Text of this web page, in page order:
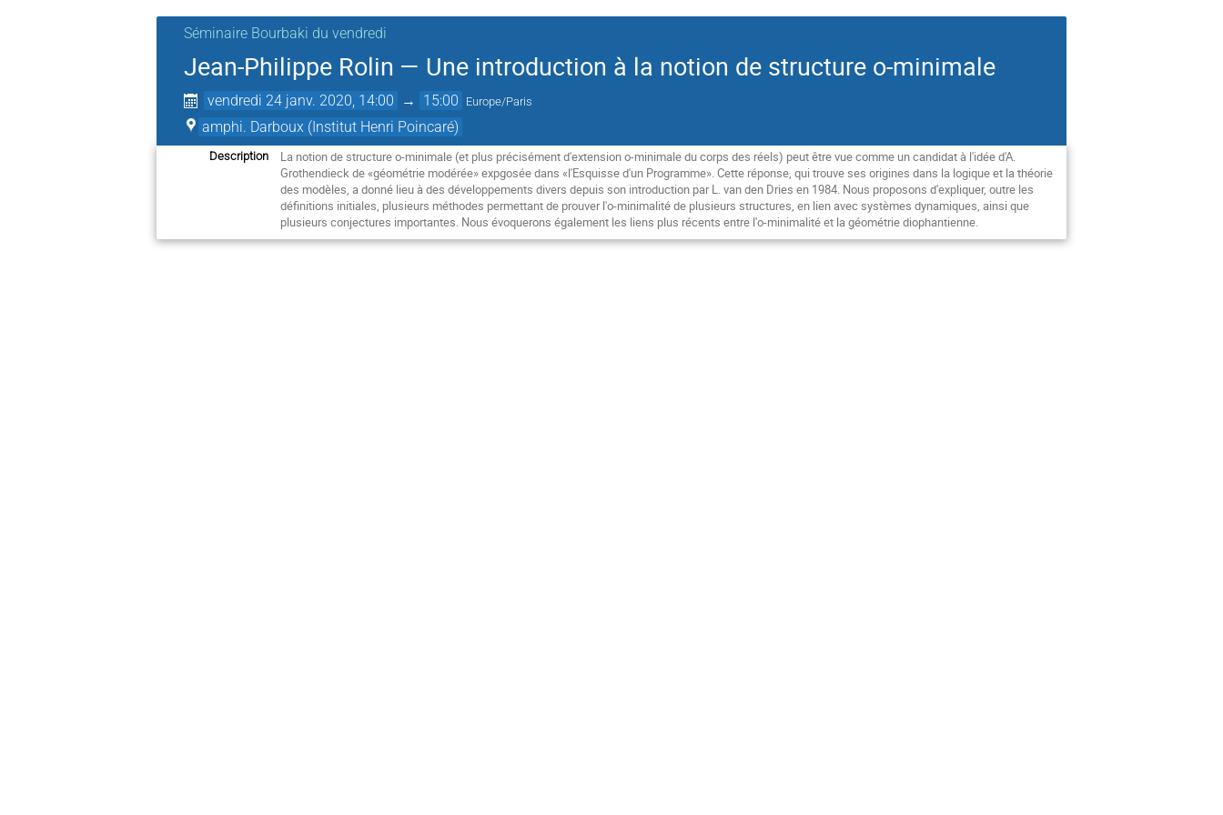
Séminaire Bourbaki du vendredi
Jean-Philippe Rolin — Une introduction à la notion de structure o-minimale
vendredi 24 janv. 2020, 14:00 → 15:00 Europe/Paris
amphi. Darboux (Institut Henri Poincaré)
Description
La notion de structure o-minimale (et plus précisément d'extension o-minimale du corps des réels) peut être vue comme un candidat à l'idée d'A.
Grothendieck de «géométrie modérée» expgosée dans «l'Esquisse d'un Programme». Cette réponse, qui trouve ses origines dans la logique et la théorie
des modèles, a donné lieu à des développements divers depuis son introduction par L. van den Dries en 1984. Nous proposons d'expliquer, outre les
définitions initiales, plusieurs méthodes permettant de prouver l'o-minimalité de plusieurs structures, en lien avec systèmes dynamiques, ainsi que
plusieurs conjectures importantes. Nous évoquerons également les liens plus récents entre l'o-minimalité et la géométrie diophantienne.